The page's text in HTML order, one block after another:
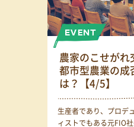
農家のこせがれ
都市型農業の成
は？【4/5】
生産者であり、プロデ
ィストでもある元FIO